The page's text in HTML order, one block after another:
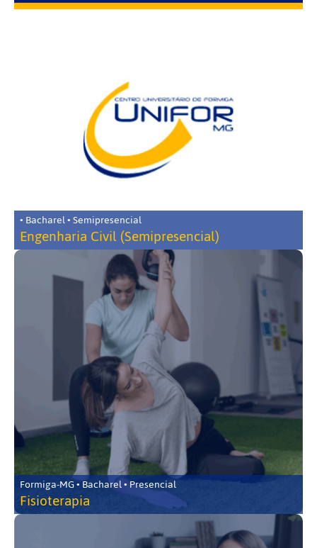
• Bacharel • Semipresencial
Engenharia Civil (Semipresencial)
Formiga-MG • Bacharel • Presencial
Fisioterapia